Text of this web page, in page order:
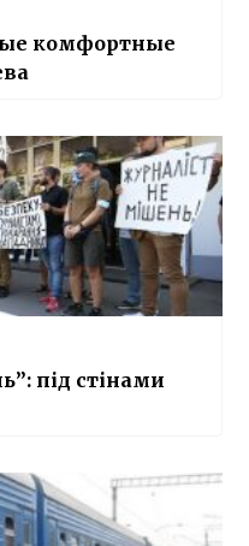
комфортные
під стінами